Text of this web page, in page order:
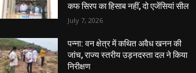
कफ सिरप का हिसाब नहीं, दो एजेंसियां सील
July 7, 2026
पन्ना: वन क्षेत्र में कथित अवैध खनन की
जांच, राज्य स्तरीय उड़नदस्ता दल ने किया
निरीक्षण